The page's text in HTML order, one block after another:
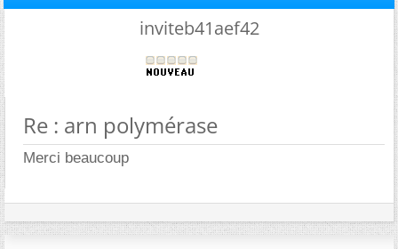
inviteb41aef42
Re : arn polymérase
Merci beaucoup